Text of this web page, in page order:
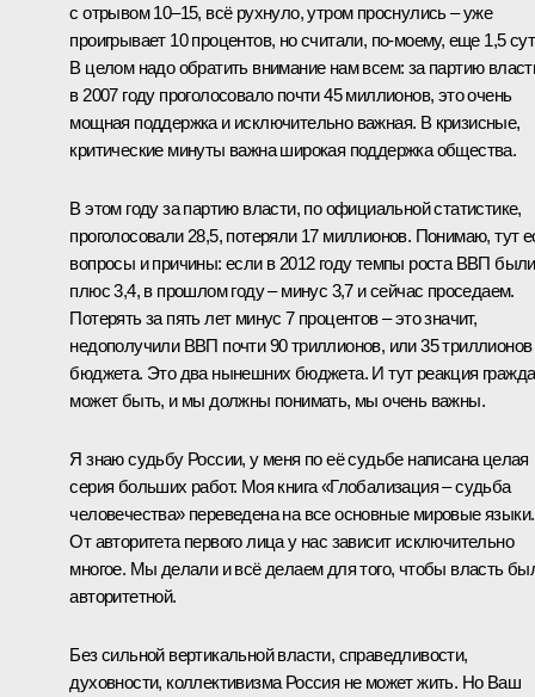
с отрывом 10–15, всё рухнуло, утром проснулись – уже
проигрывает 10 процентов, но считали, по‑моему, еще 1,5
В целом надо обратить внимание нам всем: за партию
в 2007 году проголосовало почти 45 миллионов, это очень
мощная поддержка и исключительно важная. В кризисные,
критические минуты важна широкая поддержка общества.
В этом году за партию власти, по официальной статистике,
проголосовали 28,5, потеряли 17 миллионов. Понимаю, тут
вопросы и причины: если в 2012 году темпы роста ВВП были
плюс 3,4, в прошлом году – минус 3,7 и сейчас проседаем.
Потерять за пять лет минус 7 процентов – это значит,
недополучили ВВП почти 90 триллионов, или 35 триллионов
бюджета. Это два нынешних бюджета. И тут реакция
может быть, и мы должны понимать, мы очень важны.
Я знаю судьбу России, у меня по её судьбе написана целая
серия больших работ. Моя книга «Глобализация – судьба
человечества» переведена на все основные мировые языки.
От авторитета первого лица у нас зависит исключительно
многое. Мы делали и всё делаем для того, чтобы власть
авторитетной.
Без сильной вертикальной власти, справедливости,
духовности, коллективизма Россия не может жить. Но Ваш